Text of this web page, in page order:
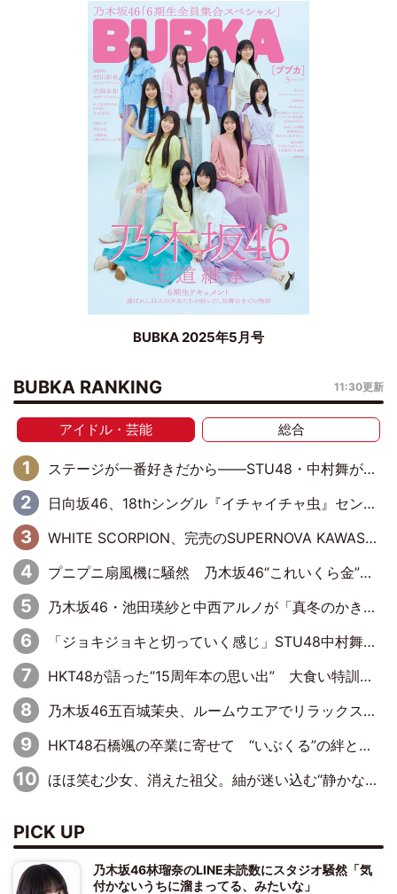
BUBKA 2025年5月号
BUBKA RANKING 11:30更新
アイドル・芸能 総合
ステージが一番好きだから――STU48・中村舞が描く“これからの私”
日向坂46、18thシングル『イチャイチャ虫』センターは正源司陽子に決定& 佐藤優羽や平岡海月など、“ひなた坂46”からの選抜入りも注目！
WHITE SCORPION、完売のSUPERNOVA KAWASAKIで沸いた“着席型LIVE” 『BASE Live #16』昼公演リポート
プニプニ扇風機に騒然 乃木坂46“これいくら金”延長中は今回もわちゃわちゃ全開
乃木坂46・池田瑛紗と中西アルノが「真冬のかき氷」騒動で火花散らす！ 因縁の裏にあるのは、逆境をともに“凌”ぐ似た者同士の絆
「ジョキジョキと切っていく感じ」STU48中村舞、新しい挑戦は自らの手で
HKT48が語った“15周年本の思い出” 大食い特訓・守護霊企画・制服グラビア…盛りだくさんの裏話
乃木坂46五百城茉央、ルームウエアでリラックス「今回のグラビアを見て成長を感じていただけるとうれしい」
HKT48石橋颯の卒業に寄せて “いぶくる”の絆と後輩・龍頭綺音の決意
ほほ笑む少女、消えた祖父。紬が迷い込む“静かな恐怖”――『路地裏ホテル』EP4
PICK UP
乃木坂46林瑠奈のLINE未読数にスタジオ騒然「気
付かないうちに溜まってる、みたいな」